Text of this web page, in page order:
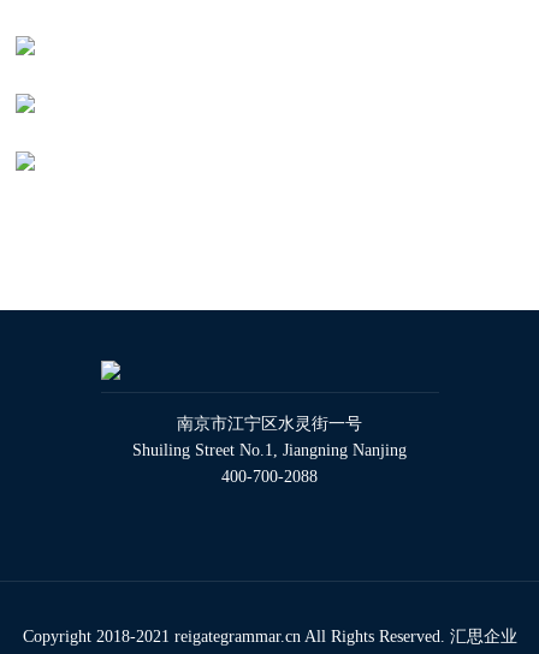
南京市江宁区水灵街一号
Shuiling Street No.1, Jiangning Nanjing
400-700-2088
Copyright 2018-2021 reigategrammar.cn All Rights Reserved. 汇思企业